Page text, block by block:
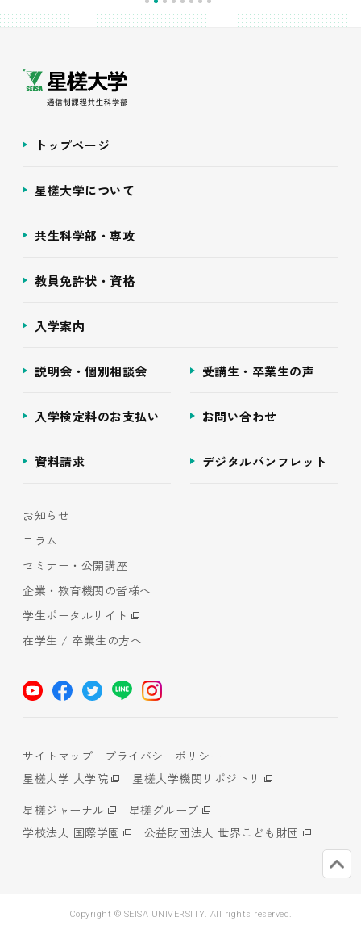
トップページ
星槎大学について
共生科学部・専攻
教員免許状・資格
入学案内
説明会・個別相談会 受講生・卒業生の声
入学検定料のお支払い お問い合わせ
資料請求 デジタルパンフレット
お知らせ
コラム
セミナー・公開講座
企業・教育機関の皆様へ
学生ポータルサイト
在学生 / 卒業生の方へ
サイトマップ
プライバシーポリシー
星槎大学 大学院
星槎大学機関リポジトリ
星槎ジャーナル
星槎グループ
学校法人 国際学園
公益財団法人 世界こども財団
Copyright © SEISA UNIVERSITY. All rights reserved.